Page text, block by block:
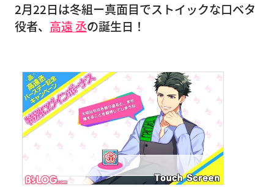
2月22日は冬組ー真面目でストイックな口ベタ
役者、 高遠 丞の誕生日！